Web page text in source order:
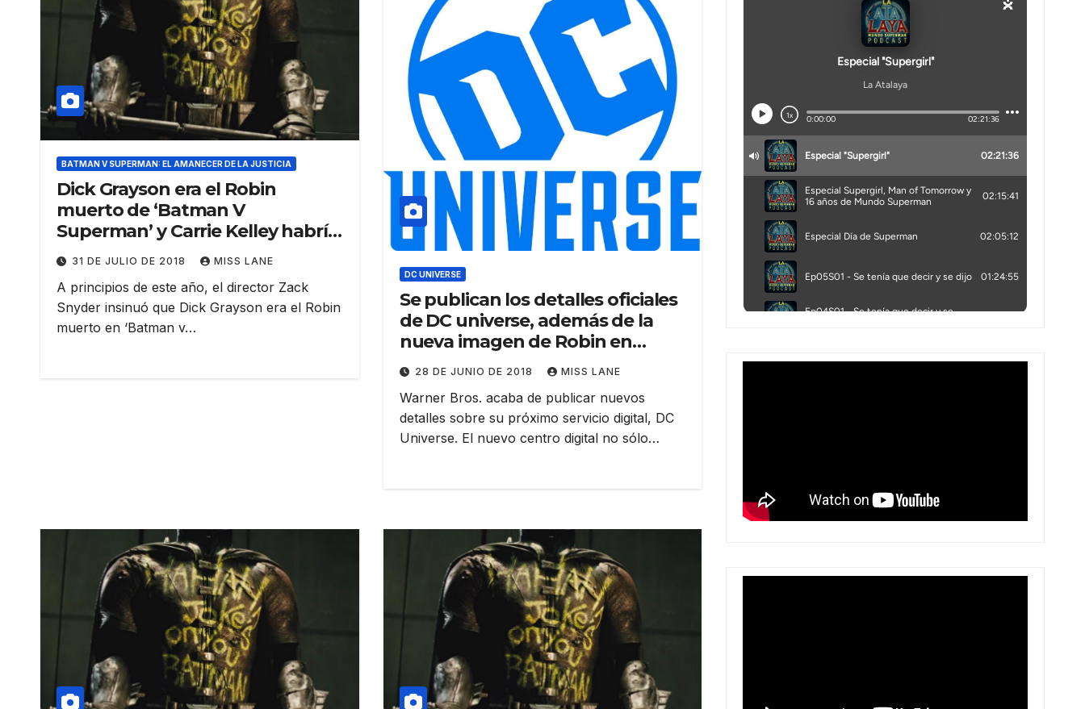
BATMAN V SUPERMAN: EL AMANECER DE LA JUSTICIA
Dick Grayson era el Robin
muerto de ‘Batman V
Superman’ y Carrie Kelley habría
sido presentada
31 DE JULIO DE 2018 MISS LANE
A principios de este año, el director Zack
Snyder insinuó que Dick Grayson era el Robin
muerto en ‘Batman v…
DC UNIVERSE
Se publican los detalles oficiales
de DC universe, además de la
nueva imagen de Robin en
‘Titans’
28 DE JUNIO DE 2018 MISS LANE
Warner Bros. acaba de publicar nuevos
detalles sobre su próximo servicio digital, DC
Universe. El nuevo centro digital no sólo…